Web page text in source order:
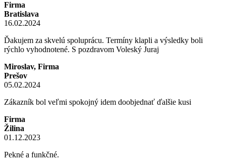
Firma
Bratislava
16.02.2024
Ďakujem za skvelú spoluprácu. Termíny klapli a výsledky boli
rýchlo vyhodnotené. S pozdravom Voleský Juraj
Miroslav, Firma
Prešov
05.02.2024
Zákazník bol veľmi spokojný idem doobjednať ďalšie kusi
Firma
Žilina
01.12.2023
Pekné a funkčné.